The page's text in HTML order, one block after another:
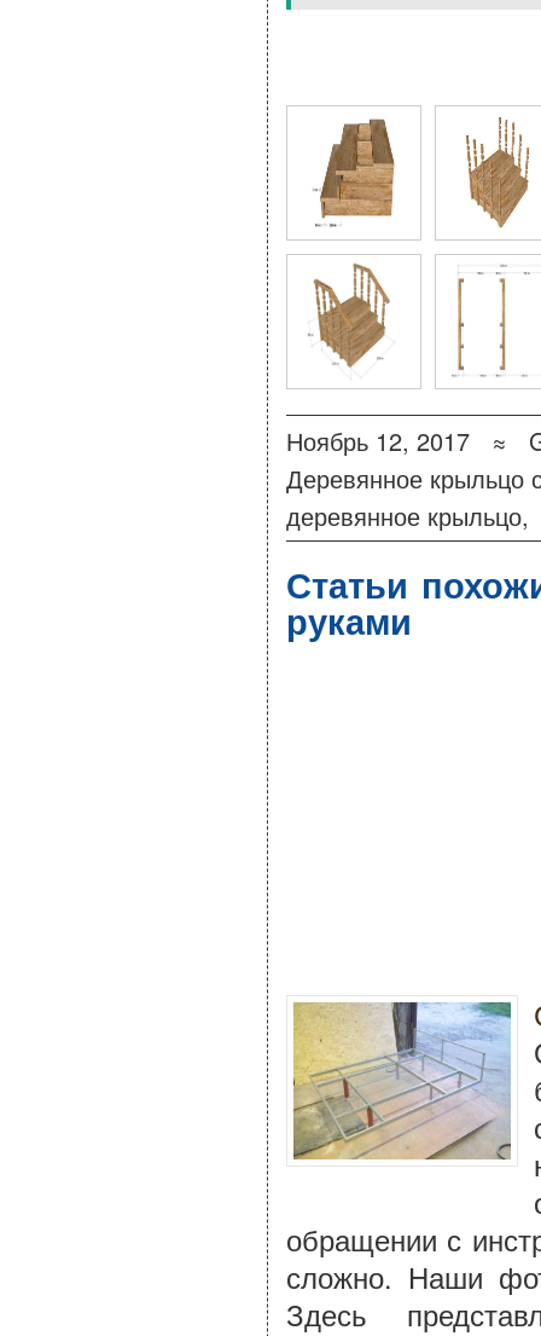
Ноябрь 12, 2017 ≈
Деревянное крыльцо
деревянное крыльцо,
Статьи
руками
обращении с
сложно. Наши
Здесь